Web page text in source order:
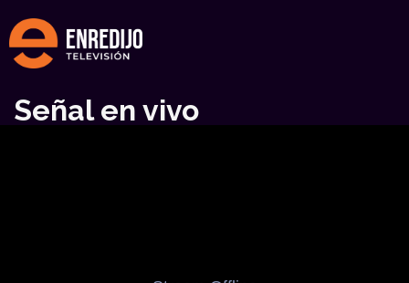
Señal en vivo